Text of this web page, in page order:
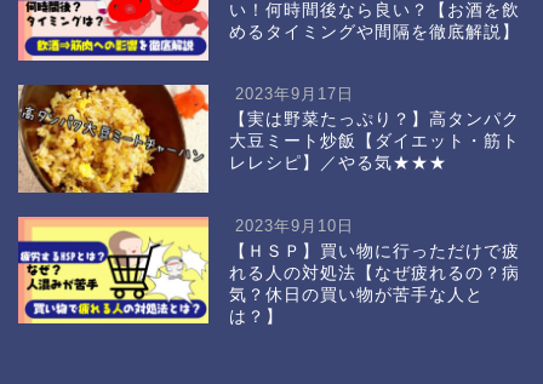
い！何時間後なら良い？【お酒を飲
めるタイミングや間隔を徹底解説】
2023年9月17日
【実は野菜たっぷり？】高タンパク
大豆ミート炒飯【ダイエット・筋ト
レレシピ】／やる気★★★
2023年9月10日
【ＨＳＰ】買い物に行っただけで疲
れる人の対処法【なぜ疲れるの？病
気？休日の買い物が苦手な人と
は？】